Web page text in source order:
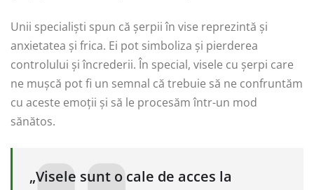
Unii specialiști spun că șerpii în vise reprezintă și
anxietatea și frica. Ei pot simboliza și pierderea
controlului și încrederii. În special, visele cu șerpi care
ne mușcă pot fi un semnal că trebuie să ne confruntăm
cu aceste emoții și să le procesăm într-un mod
sănătos.
„Visele sunt o cale de acces la